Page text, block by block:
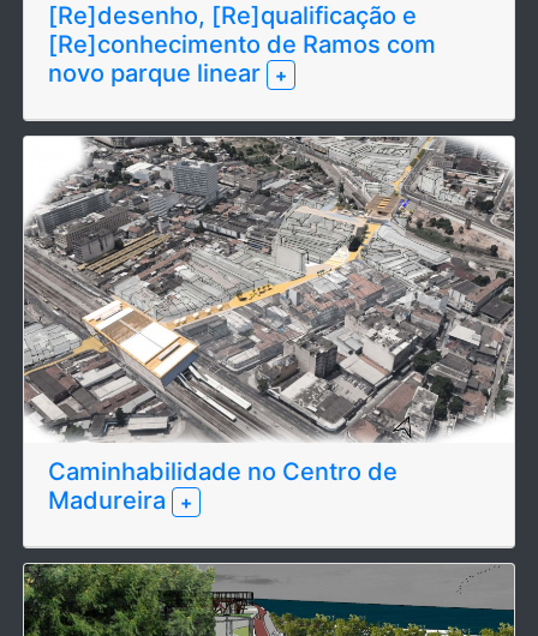
[Re]desenho, [Re]qualificação e
[Re]conhecimento de Ramos com
novo parque linear
+
Caminhabilidade no Centro de
Madureira
+